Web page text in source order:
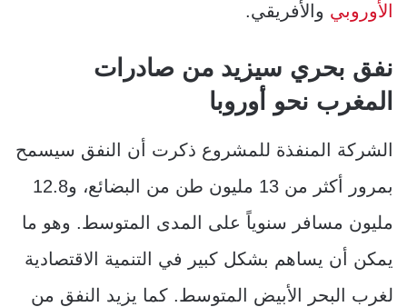
الأوروبي والأفريقي.
نفق بحري سيزيد من صادرات
المغرب نحو أوروبا
الشركة المنفذة للمشروع ذكرت أن النفق سيسمح
بمرور أكثر من 13 مليون طن من البضائع، و12.8
مليون مسافر سنوياً على المدى المتوسط. وهو ما
يمكن أن يساهم بشكل كبير في التنمية الاقتصادية
لغرب البحر الأبيض المتوسط. كما يزيد النفق من